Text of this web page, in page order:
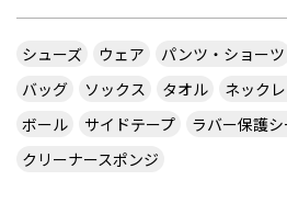
シューズ ウェア パンツ・ショーツ
バッグ
ソックス タオル
ネック
ボール
サイドテープ ラバー保護シ
クリーナースポンジ